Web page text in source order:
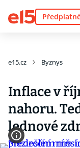
e15.cz Byznys
Inflace v
nahoru.
lednové